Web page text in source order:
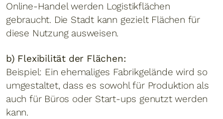
Online-Handel werden Logistikflächen
gebraucht. Die Stadt kann gezielt Flächen für
diese Nutzung ausweisen.
b) Flexibilität der Flächen:
Beispiel: Ein ehemaliges Fabrikgelände wird so
umgestaltet, dass es sowohl für Produktion als
auch für Büros oder Start-ups genutzt werden
kann.